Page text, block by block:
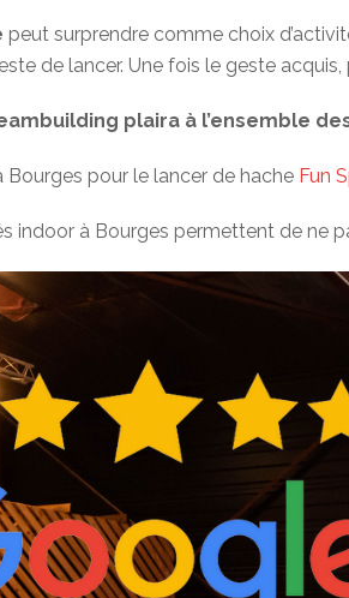
peut surprendre comme choix
de lancer. Une fois le geste
plaira à l’ensemble
Bourges pour le lancer de hache Fun
indoor à Bourges permettent de ne